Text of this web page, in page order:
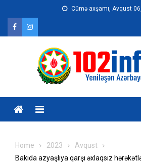
content
Cümə axşamı, Avqust
Home 2023
Avqust
Bakıda azyaşlıya qarşı əxlaqsız